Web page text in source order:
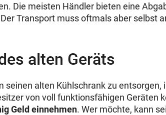
Die meisten Händler bieten eine
Transport muss oftmals aber selbst
alten Geräts
seinen alten Kühlschrank zu entsorgen,
von voll funktionsfähigen Geräten
Geld einnehmen. Wer möchte, kann